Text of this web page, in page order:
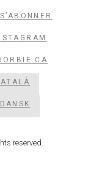
S’ABONNER
DANSK
reserved.